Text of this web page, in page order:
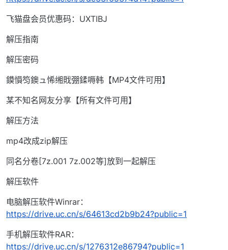
飞猫盘会员优惠码：UXTIBJ
解压指南
解压密码
鏌愪笉鐭ュ悕缃戝弸鍒嗕韩【MP4文件可用】
某不知名网友分享【所有文件可用】
解压方法
mp4改成zip解压
同名分卷[7z.001 7z.002等]放到一起解压
解压软件
电脑解压软件Winrar：
https://drive.uc.cn/s/64613cd2b9b24?public=1
手机解压软件RAR：
https://drive.uc.cn/s/1276312e86794?public=1